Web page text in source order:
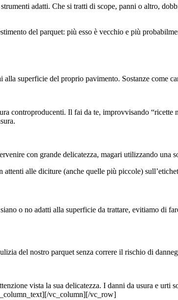
adatti. Che si tratti di scope, panni o altro,
del parquet: più esso è vecchio e più
superficie del proprio pavimento. Sostanze come
controproducenti. Il fai da te, improvvisando “ricette
con grande delicatezza, magari utilizzando una
alle diciture (anche quelle più piccole)
o no adatti alla superficie da trattare, evitiamo di
del nostro parquet senza correre il rischio di
vista la sua delicatezza. I danni da usura e urti
vc_column][/vc_row]